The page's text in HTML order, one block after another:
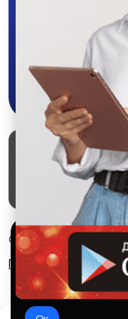
Копалки
Мульчеры
объявления -
приложении
Скачать в
Маркеты Блог
Служба
Партнерка
© 2026 SALEX МАРКЕТ
Правила сервиса
Используем
технологии
Это чтобы сайт
соглашаетесь на